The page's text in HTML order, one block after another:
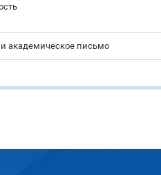
академическое письмо